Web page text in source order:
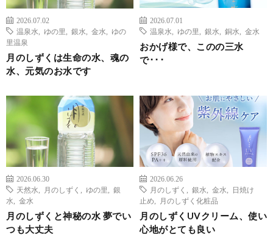
2026.07.02
温泉水
ゆの里 銀水 金水
ゆの
里温泉
月のしずくは生命の水、魂の
水、元気のお水です
2026.07.01
温泉水
ゆの里 銀水 銅水 金水
おかげ様で、このの三水
で･･･
2026.06.30
天然水
月のしずく ゆの里
銀
水
金水
月のしずくと神秘の水 夢でい
つも大丈夫
2026.06.26
月のしずく
銀水 金水
日焼け
止め
月のしずく化粧品
月のしずくUVクリーム、使い
心地がとても良い